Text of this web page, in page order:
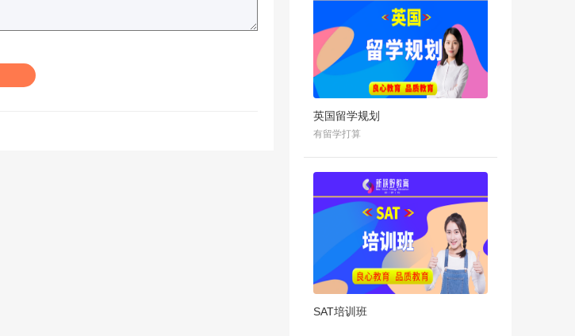
英国留学规划
有留学打算
SAT培训班